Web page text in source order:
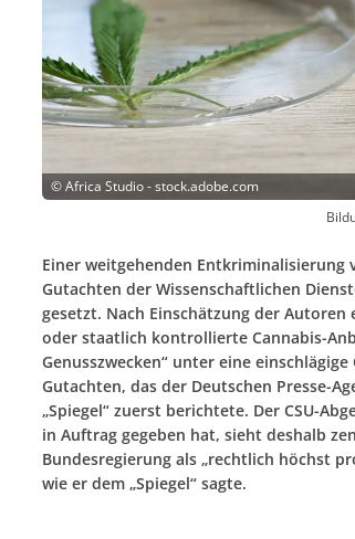
©Africa Studio - stock.adobe.com
Einer weitgehenden Entkriminalisierung
Gutachten der Wissenschaftlichen
gesetzt. Nach Einschätzung der
oder staatlich kontrollierte Cannabis-
Genusszwecken“ unter eine
Gutachten, das der Deutschen Presse-
„Spiegel“ zuerst berichtete. Der CSU-
in Auftrag gegeben hat, sieht deshalb
Bundesregierung als „rechtlich höchst
wie er dem „Spiegel“ sagte.